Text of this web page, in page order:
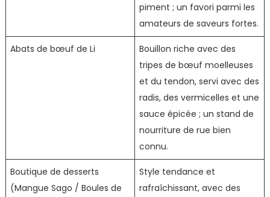
piment ; un favori parmi les
amateurs de saveurs fortes.
Abats de bœuf de Li
Bouillon riche avec des
tripes de bœuf moelleuses
et du tendon, servi avec des
radis, des vermicelles et une
sauce épicée ; un stand de
nourriture de rue bien
connu.
Boutique de desserts
(Mangue Sago / Boules de
Style tendance et
rafraîchissant, avec des